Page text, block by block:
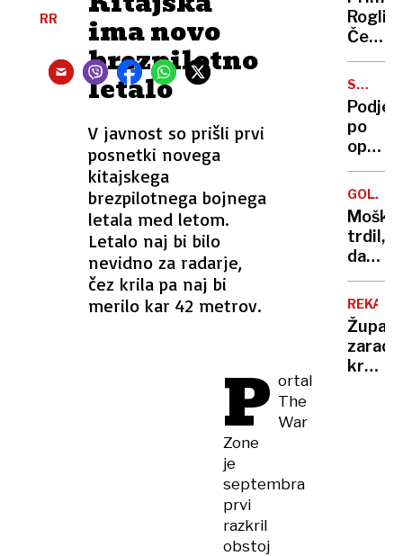
ima novo
brezpilotno
letalo
V javnost so prišli prvi
posnetki novega
kitajskega
brezpilotnega bojnega
letala med letom.
Letalo naj bi bilo
nevidno za radarje,
čez krila pa naj bi
merilo kar 42 metrov.
RR
P ortal
The
War
Zone
je
septembra
prvi
razkril
obstoj
Roglič:
Če
se
zjutraj
zbudiš
je to
velik
uspeh
po
umrla
–
usodna
je
bila
v
Turčiji
Moški
trdil,
da
se v
službo
v
vsak
dan
REKA
zaradi
kraje